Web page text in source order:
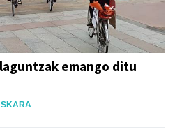
emango ditu